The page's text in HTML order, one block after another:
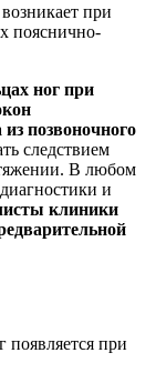
при
пояснично-
ног при
позвоночного
следствием
В любом
и
клиники
появляется при